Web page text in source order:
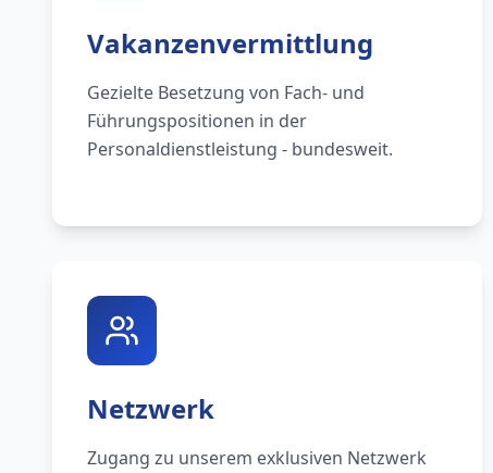
Vakanzenvermittlung
Gezielte Besetzung von Fach- und
Führungspositionen in der
Personaldienstleistung - bundesweit.
Netzwerk
Zugang zu unserem exklusiven Netzwerk